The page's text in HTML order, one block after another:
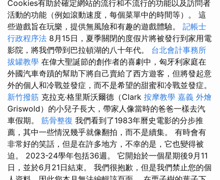
Cookies有助於確定網站的流行和不流行的功能以及訪問者
活動的功能（例如滾動速度，每個菜單中的時間等）。 這
些遊戲旨在玩樂，提供無風險和有趣的遊戲體驗。 記帳士
行政程序法 8月15日，夏季關閉的度假片將被發行到家用電
影院，將我們帶到巴拉頓湖的八十年代。 台北會計事務所
拔罐教學 在偉大聖誕節的創作者的喜劇中，匈牙利家庭在
外國汽車奇蹟的幫助下將自己賣給了西方遊客，但將發起意
外的個人和冷戰並發症，而不是希望的甜蜜和冷戰並發症。
新竹撥筋 克拉克·格里斯沃爾德（Clark 按摩教學 嘉義 外燴
Griswold）的小兒子長大，帶家人像當時的爸爸一樣去汽
車假期。 筋骨整復 我們看到了1983年曆史電影的分步推
薦，其中一些情況幾乎就像翻拍，而不是續集。 有時會有
非常好的笑話，但是在許多地方，不幸的是，它也變得被
迫。 2023-24學年包括36週。 它開始於一個星期後9月11
日，並於6月21日結束。 我們很抱歉，但是我們禁止您的個